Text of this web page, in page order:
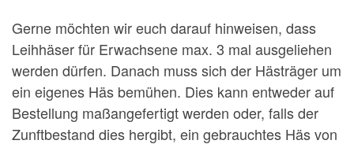
Gerne möchten wir euch darauf hinweisen, dass
Leihhäser für Erwachsene max. 3 mal ausgeliehen
werden dürfen. Danach muss sich der Hästräger um
ein eigenes Häs bemühen. Dies kann entweder auf
Bestellung maßangefertigt werden oder, falls der
Zunftbestand dies hergibt, ein gebrauchtes Häs von